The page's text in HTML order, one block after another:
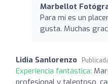
Marbellot
Para mí es un
gusta. Muchas
Lidia Sanlorenzo
Experiencia fantástica:
profesional y talentoso,